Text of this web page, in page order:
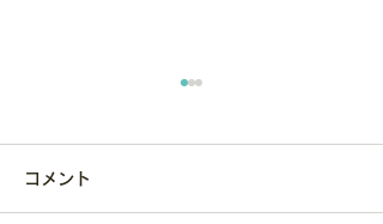
コメント